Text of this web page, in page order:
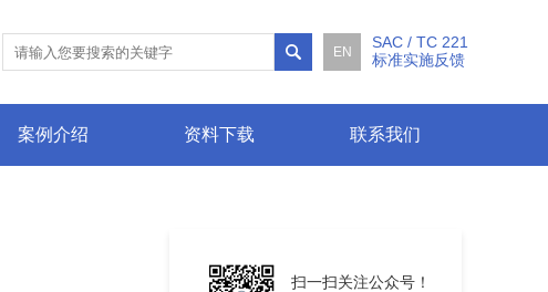
EN
SAC / TC 221
标准实施反馈
案例介绍 资料下载 联系我们
扫一扫关注公众号！